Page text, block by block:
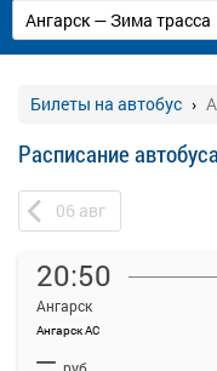
Билеты на автобус
Расписание
06 авг
20:50
Ангарск
Ангарск АС
—
На данной странице вы
купить билет онлайн